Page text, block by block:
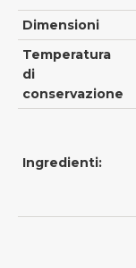
Dimensioni
Temperatura
di
conservazione
Ingredienti: